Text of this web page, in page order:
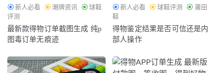
新人必看 潮牌资讯
球鞋
评测
最新款得物订单截图生成 纯p
图毒订单无痕迹
新人必看 球鞋评测
莆田
鞋
得物鉴定结果是否可信还是内
部人操作